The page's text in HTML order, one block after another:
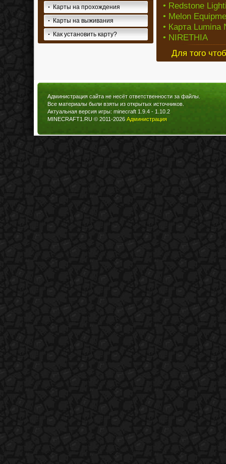
Карты на прохождения
Карты на выживания
Как установить карту?
• Redstone
• Melon
• Карта
• NIRETHIA
Для того
Администрация сайта не несёт ответственности за файлы.
Все материалы были взяты из открытых источников.
Актуальная версия игры: minecraft 1.9.4 - 1.10.2
MINECRAFT1.RU © 2011-2026 Администрация